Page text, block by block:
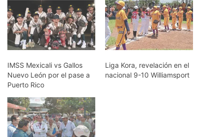
IMSS Mexicali vs Gallos
Nuevo León por el pase a
Puerto Rico
Liga Kora, revelación en el
nacional 9-10 Williamsport